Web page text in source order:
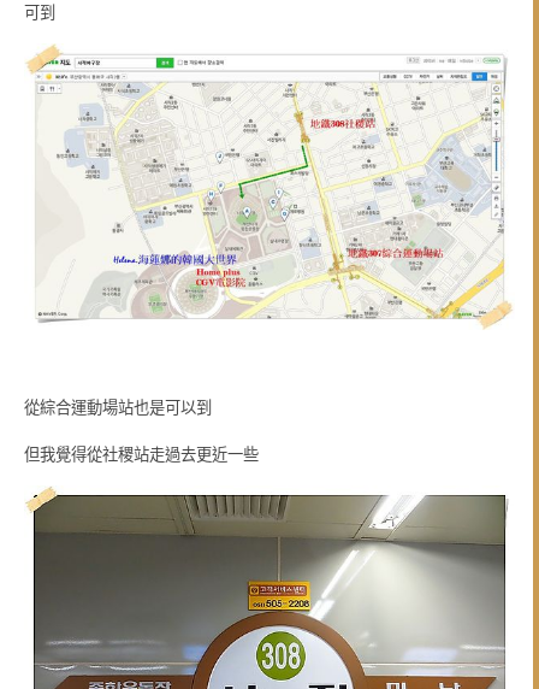
可到
從綜合運動場站也是可以到
但我覺得從社稷站走過去更近一些